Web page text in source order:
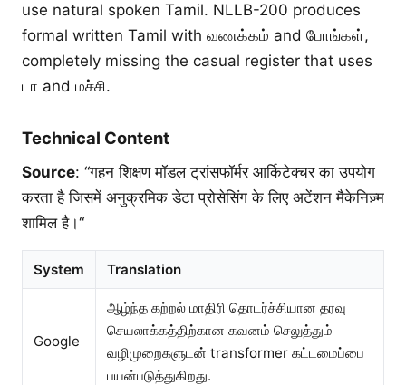
use natural spoken Tamil. NLLB-200 produces
formal written Tamil with வணக்கம் and போங்கள்,
completely missing the casual register that uses
டா and மச்சி.
Technical Content
Source: “गहन शिक्षण मॉडल ट्रांसफॉर्मर आर्किटेक्चर का उपयोग
करता है जिसमें अनुक्रमिक डेटा प्रोसेसिंग के लिए अटेंशन मैकेनिज़्म
शामिल है।“
System Translation
Google
ஆழ்ந்த கற்றல் மாதிரி தொடர்ச்சியான தரவு
செயலாக்கத்திற்கான கவனம் செலுத்தும்
வழிமுறைகளுடன் transformer கட்டமைப்பை
பயன்படுத்துகிறது.